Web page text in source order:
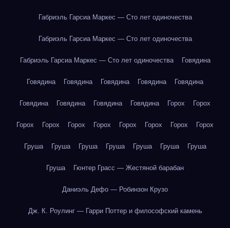
Габриэль Гарсиа Маркес — Сто лет одиночества
Габриэль Гарсиа Маркес — Сто лет одиночества
Габриэль Гарсиа Маркес — Сто лет одиночества Говядина
Говядина Говядина Говядина Говядина Говядина
Говядина Говядина Говядина Говядина Горох Горох
Горох Горох Горох Горох Горох Горох Горох Горох
Груша Груша Груша Груша Груша Груша Груша
Груша Гюнтер Грасс — Жестяной барабан
Даниэль Дефо — Робинзон Крузо
Дж. К. Роулинг — Гарри Поттер и философский камень